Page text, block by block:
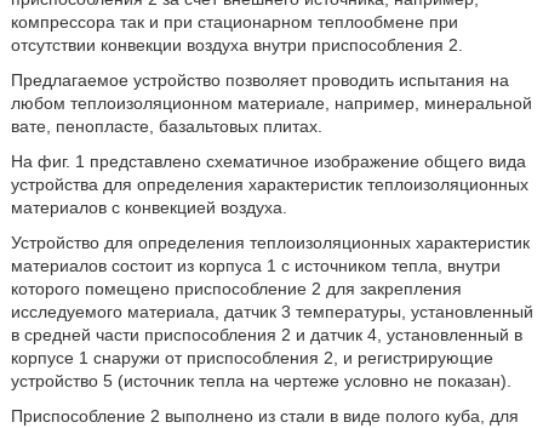
компрессора так и при стационарном теплообмене при
отсутствии конвекции воздуха внутри приспособления 2.
Предлагаемое устройство позволяет проводить испытания на
любом теплоизоляционном материале, например, минеральной
вате, пенопласте, базальтовых плитах.
На фиг. 1 представлено схематичное изображение общего вида
устройства для определения характеристик теплоизоляционных
материалов с конвекцией воздуха.
Устройство для определения теплоизоляционных характеристик
материалов состоит из корпуса 1 с источником тепла, внутри
которого помещено приспособление 2 для закрепления
исследуемого материала, датчик 3 температуры, установленный
в средней части приспособления 2 и датчик 4, установленный в
корпусе 1 снаружи от приспособления 2, и регистрирующие
устройство 5 (источник тепла на чертеже условно не показан).
Приспособление 2 выполнено из стали в виде полого куба, для